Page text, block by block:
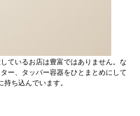
ているお店は豊富ではありません。な
ー、タッパー容器をひとまとめにして
ち込んでいます。